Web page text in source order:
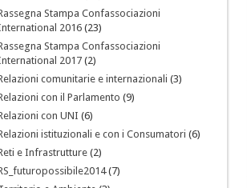
Stampa Confassociazioni
2016(23)
Stampa Confassociazioni
2017(2)
comunitarie e internazionali (3)
con il Parlamento (9)
con UNI (6)
istituzionali e con i Consumatori (6)
e Infrastrutture(2)
(7)